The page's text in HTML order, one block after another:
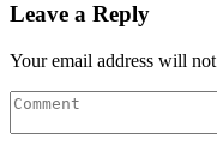
Leave a Reply
Your email address will